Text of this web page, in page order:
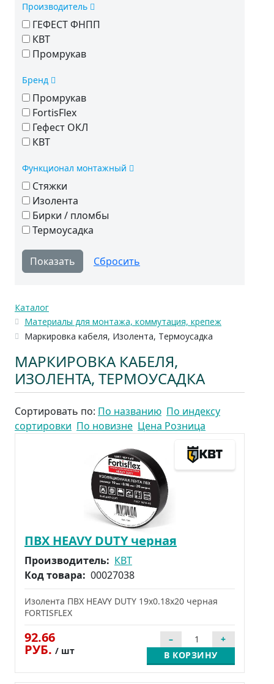
Производитель
ГЕФЕСТ ФНПП
КВТ
Промрукав
Бренд
Промрукав
FortisFlex
Гефест ОКЛ
КВТ
Функционал монтажный
Стяжки
Изолента
Бирки / пломбы
Термоусадка
Каталог
Материалы для монтажа, коммутация, крепеж
Маркировка кабеля, Изолента, Термоусадка
МАРКИРОВКА КАБЕЛЯ,
ИЗОЛЕНТА, ТЕРМОУСАДКА
Сортировать по: По названию По индексу
сортировки По новизне Цена Розница
ПВХ HEAVY DUTY черная
Производитель: КВТ
Код товара: 00027038
Изолента ПВХ HEAVY DUTY 19х0.18х20 черная
FORTISFLEX
92.66
РУБ. / шт В КОРЗИНУ